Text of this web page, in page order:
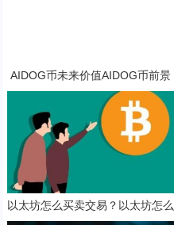
AIDOG币未来价值AIDOG币前景
怎么样？
以太坊怎么买卖交易？以太坊怎么
买卖呀